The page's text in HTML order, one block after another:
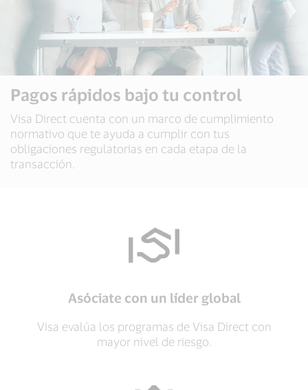
Pagos rápidos bajo tu control
Visa Direct cuenta con un marco de cumplimiento
normativo que te ayuda a cumplir con tus
obligaciones regulatorias en cada etapa de la
transacción.
Asóciate con un líder global
Visa evalúa los programas de Visa Direct con
mayor nivel de riesgo.